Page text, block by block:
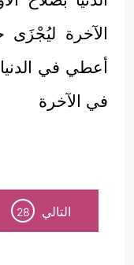
الآخرة ليُجْزَى
أعطي في
في الآخرة
التالي 28